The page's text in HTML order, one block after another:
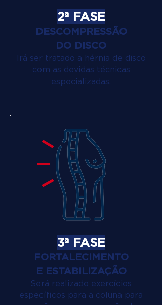
2ª FASE
DESCOMPRESSÃO
DO DISCO
Irá ser tratado a hérnia de disco
com as devidas técnicas
especializadas.
3ª FASE
FORTALECIMENTO
E ESTABILIZAÇÃO
Será realizado exercícios
específicos para a coluna para